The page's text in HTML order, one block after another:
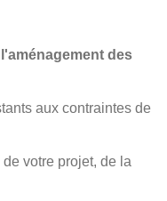
des
aux contraintes de
de votre projet, de la